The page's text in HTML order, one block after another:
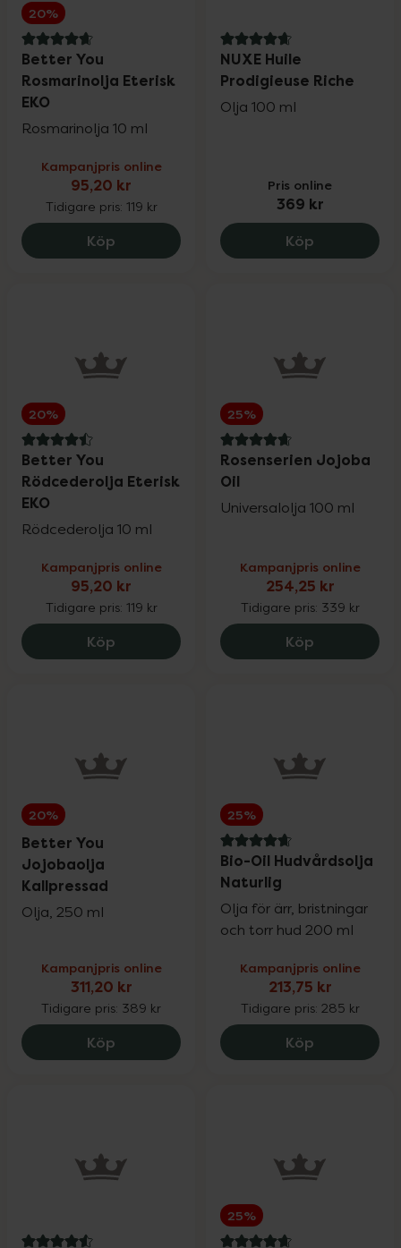
20%
4.9 av 5 i omdöme
Better You
Rosmarinolja Eterisk
EKO
Rosmarinolja 10 ml
Kampanjpris online
95,20 kr
Tidigare pris: 119 kr
Köp Better You Rosmarinolja Eterisk EKO,
4.8 av 5 i omdöme
NUXE Huile
Prodigieuse Riche
Olja 100 ml
Pris online
369 kr
Köp NUXE
20%
4.5 av 5 i omdöme
Better You
Rödcederolja Eterisk
EKO
Rödcederolja 10 ml
Kampanjpris online
95,20 kr
Tidigare pris: 119 kr
Köp Better You Rödcederolja Eterisk EKO,
25%
4.9 av 5 i omdöme
Rosenserien Jojoba
Oil
Universalolja 100 ml
Kampanjpris online
254,25 kr
Tidigare pris: 339 kr
Köp
20%
Better You
Jojobaolja
Kallpressad
Olja, 250 ml
Kampanjpris online
311,20 kr
Tidigare pris: 389 kr
Köp Better You Jojobaolja Kallpressad,
25%
4.8 av 5 i omdöme
Bio-Oil Hudvårdsolja
Naturlig
Olja för ärr, bristningar
och torr hud 200 ml
Kampanjpris online
213,75 kr
Tidigare pris: 285 kr
Köp Bio-Oil
25%